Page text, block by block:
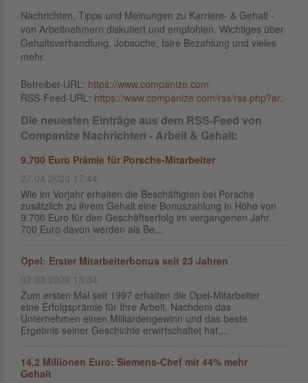
Nachrichten, Tipps und Meinungen zu Karriere- & Gehalt -
von Arbeitnehmern diskutiert und empfohlen. Wichtiges über
Gehaltsverhandlung, Jobsuche, faire Bezahlung und vieles
mehr.
Betreiber-URL: https://www.companize.com
RSS-Feed-URL: https://www.companize.com/rss/rss.php?ar..
Die neuesten Einträge aus dem RSS-Feed von
Companize Nachrichten - Arbeit & Gehalt:
9.700 Euro Prämie für Porsche-Mitarbeiter
27.04.2020 17:44
Wie im Vorjahr erhalten die Beschäftigten bei Porsche
zusätzlich zu ihrem Gehalt eine Bonuszahlung in Höhe von
9.700 Euro für den Geschäftserfolg im vergangenen Jahr.
700 Euro davon werden als Be...
Opel: Erster Mitarbeiterbonus seit 23 Jahren
02.03.2020 13:34
Zum ersten Mal seit 1997 erhalten die Opel-Mitarbeiter
eine Erfolgsprämie für Ihre Arbeit. Nachdem das
Unternehmen einen Milliardengewinn und das beste
Ergebnis seiner Geschichte erwirtschaftet hat,...
14,2 Millionen Euro: Siemens-Chef mit 44% mehr
Gehalt